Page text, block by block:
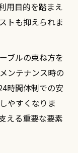
用目的を踏まえ
トも抑えられま
ブルの束ね方を
ンテナンス時の
時間体制での安
やすくなりま
える重要な要素